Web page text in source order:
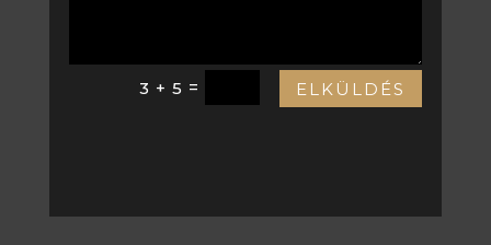
3 + 5 = ELKÜLDÉS